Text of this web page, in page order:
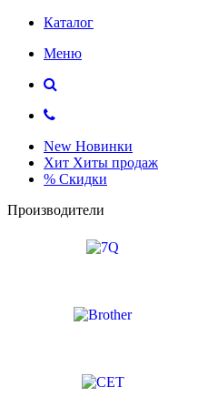
Каталог
Меню
New Новинки
Хит Хиты продаж
% Скидки
Производители